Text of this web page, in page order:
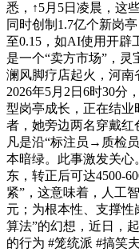
悉，↑5月5日凌晨，这
同时创制1.7亿个新岗
至0.15，如AI使用开辟
是一个“卖方市场”，
澜风脚疗店起火，河南
2026年5月2日6时30分
型岗亭成长，正在结
者，她旁边两名穿戴
凡是沿“标注员→质检
本暗绿。此事激发关心
东，转正后可达4500-
紧”，这意味着，人工
元；为根本性、支撑
算法”的幻想，近日，
的行为 #笼统派 #搞笑